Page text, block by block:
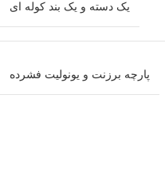
یک دسته و یک بند کوله ای
پارچه برزنت و یونولیت فشرده